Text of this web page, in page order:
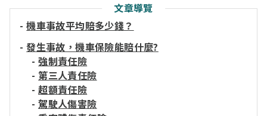
文章導覽
-機車事故平均賠多少錢？
-發生事故，機車保險能賠什麼?
-強制責任險
-第三人責任險
-超額責任險
-駕駛人傷害險